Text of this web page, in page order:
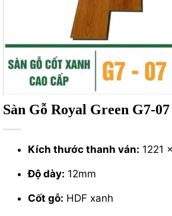
Sàn Gỗ Royal Green G7-07
Kích thước thanh ván: 1221
Độ dày: 12mm
Cốt gỗ: HDF xanh